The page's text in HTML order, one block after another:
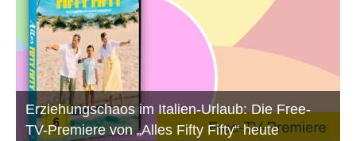
Erziehungschaos im Italien-Urlaub: Die Free-
TV-Premiere von „Alles Fifty Fifty“ heute